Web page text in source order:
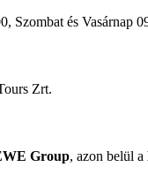
Szombat és Vasárnap
Zrt.
Group, azon belül a